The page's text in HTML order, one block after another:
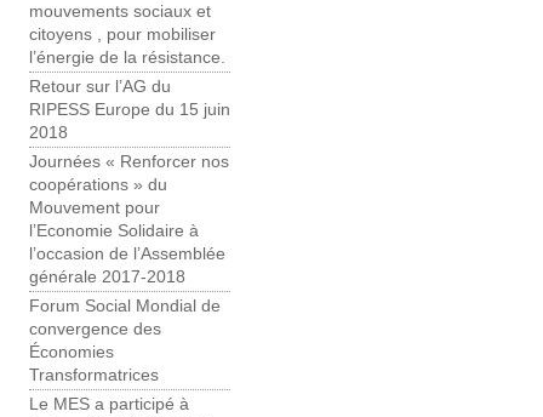
mouvements sociaux et
citoyens , pour mobiliser
l’énergie de la résistance.
Retour sur l’AG du
RIPESS Europe du 15 juin
2018
Journées « Renforcer nos
coopérations » du
Mouvement pour
l’Economie Solidaire à
l’occasion de l’Assemblée
générale 2017-2018
Forum Social Mondial de
convergence des
Économies
Transformatrices
Le MES a participé à